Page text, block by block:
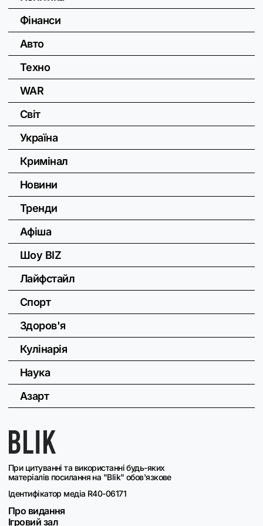
При цитуванні та використанні будь-яких
матеріалів посилання на "Blik" обов'язкове
Ідентифікатор медіа R40-06171
Про видання
Ігровий зал
Фінанси
Авто
Техно
WAR
Світ
Україна
Кримінал
Новини
Тренди
Афіша
Шоу BIZ
Лайфстайл
Спорт
Здоров'я
Кулінарія
Наука
Азарт